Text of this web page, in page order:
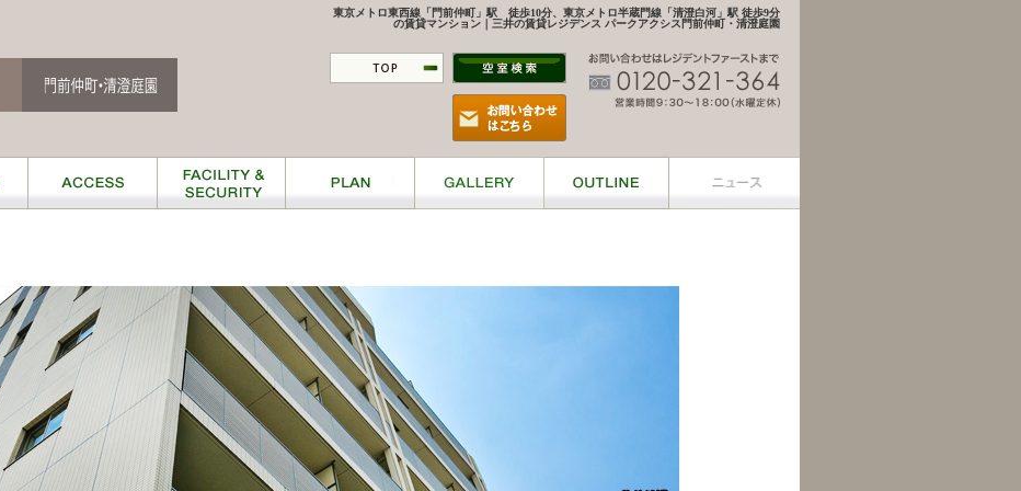
東京メトロ東西線「門前仲町」駅 徒歩10分、東京メトロ半蔵門線「清澄白河」駅 徒歩9分
の賃貸マンション｜三井の賃貸レジデンス パークアクシス門前仲町・清澄庭園